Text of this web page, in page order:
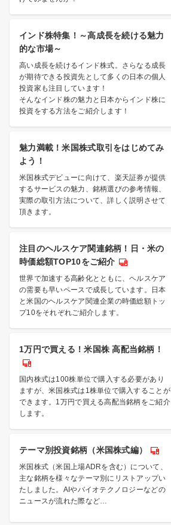
インド株特集！～高成長を続ける魅力
的な市場～
高い成長を続けるインド株式。さらなる成長
が期待できる投資先として多くの日本の個人
投資家も注目しています！
そんなインド株の魅力と日本からインド株に
投資をする方法をご紹介します！
魅力満載！米国株式取引をはじめてみ
よう！
米国株式デビューに向けて、楽天証券が提供
するサービスの魅力、銘柄選びの参考情報、
実際の取引方法について、詳しく説明させて
頂きます。
注目のヘルスケア関連銘柄！日・米の
時価総額TOP10をご紹介
世界で加速する高齢化とともに、ヘルスケア
の需要も早いペースで成長しています。日本
と米国のヘルスケア関連企業の時価総額トッ
プ10をそれぞれご紹介します。
1万円で買える！米国株 高配当銘柄！
国内株式は100株単位で購入する必要があり
ますが、米国株式は1株単位で購入することが
できます。1万円で買える高配当銘柄をご紹介
します。
テーマ別投資銘柄（米国株式編）
米国株式（米国上場ADRを含む）について、
主な銘柄を様々なテーマ別にリストアップい
たしました。AIやバイオテクノロジーなどの
ニュースが流れた際など…